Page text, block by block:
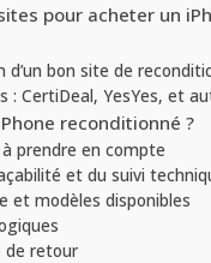
pour acheter un
d’un bon site de
: CertiDeal, YesYes, et
reconditionné ?
prendre en compte
et du suivi
et modèles disponibles
de retour